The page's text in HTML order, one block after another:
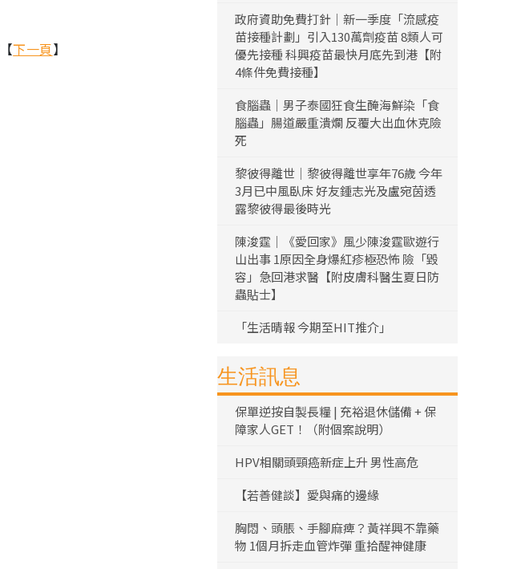
【下一頁】
政府資助免費打針｜新一季度「流感疫
苗接種計劃」引入130萬劑疫苗 8類人可
優先接種 科興疫苗最快月底先到港【附
4條件免費接種】
食腦蟲｜男子泰國狂食生醃海鮮染「食
腦蟲」腸道嚴重潰爛 反覆大出血休克險
死
黎彼得離世｜黎彼得離世享年76歲 今年
3月已中風臥床 好友鍾志光及盧宛茵透
露黎彼得最後時光
陳浚霆｜《愛回家》風少陳浚霆歐遊行
山出事 1原因全身爆紅疹極恐怖 險「毀
容」急回港求醫【附皮膚科醫生夏日防
蟲貼士】
「生活晴報 今期至HIT推介」
生活訊息
保單逆按自製長糧 | 充裕退休儲備 + 保
障家人GET！（附個案說明）
HPV相關頭頸癌新症上升 男性高危
【若善健談】愛與痛的邊緣
胸悶、頭脹、手腳麻痺？黃祥興不靠藥
物 1個月拆走血管炸彈 重拾醒神健康